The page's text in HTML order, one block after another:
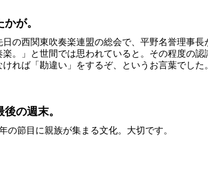
かが。
日の西関東吹奏楽連盟の総会で、平野名誉理事
楽。」と世間では思われていると。その程度の
ければ「勘違い」をするぞ、というお言葉でし
後の週末。
の節目に親族が集まる文化。大切です。